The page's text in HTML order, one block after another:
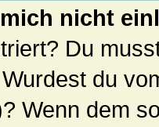
nicht
Du
du
Wenn dem